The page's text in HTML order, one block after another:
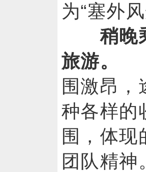
为“塞外
稍晚
旅游。
围激昂
种各样的
围，体
团队精